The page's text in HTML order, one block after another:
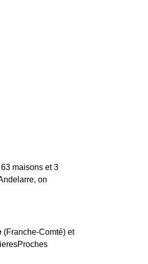
maisons et 3
on
(Franche-Comté) et